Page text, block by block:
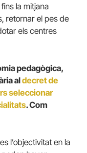
la mitjana
retornar el pes de
els centres
pedagògica,
aldecret de
seleccionar
. Com
l’objectivitat en la